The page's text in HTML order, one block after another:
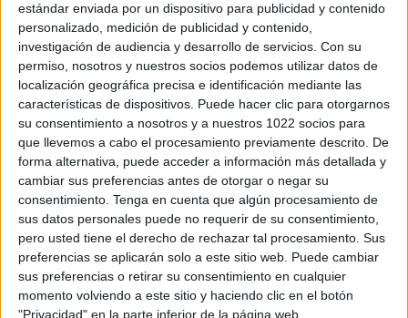
estándar enviada por un dispositivo para publicidad y contenido
personalizado, medición de publicidad y contenido,
investigación de audiencia y desarrollo de servicios. Con su
permiso, nosotros y nuestros socios podemos utilizar datos de
localización geográfica precisa e identificación mediante las
características de dispositivos. Puede hacer clic para otorgarnos
su consentimiento a nosotros y a nuestros 1022 socios para
que llevemos a cabo el procesamiento previamente descrito. De
forma alternativa, puede acceder a información más detallada y
cambiar sus preferencias antes de otorgar o negar su
consentimiento. Tenga en cuenta que algún procesamiento de
sus datos personales puede no requerir de su consentimiento,
pero usted tiene el derecho de rechazar tal procesamiento. Sus
preferencias se aplicarán solo a este sitio web. Puede cambiar
sus preferencias o retirar su consentimiento en cualquier
momento volviendo a este sitio y haciendo clic en el botón
"Privacidad" en la parte inferior de la página web.
Más días